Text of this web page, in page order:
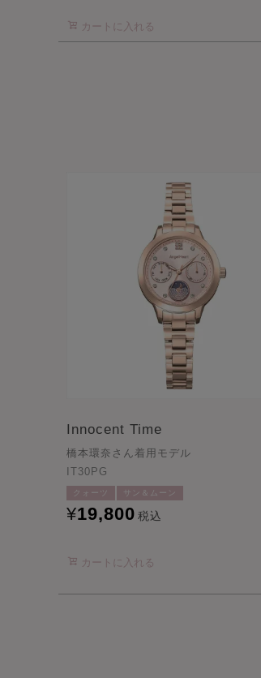
カートに入れる
Innocent Time
橋本環奈さん着用モデル
IT30PG
クォーツ サン＆ムーン
¥19,800 税込
カートに入れる